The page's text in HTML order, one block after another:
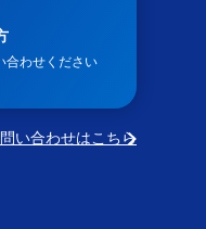
合わせください
い合わせはこちら